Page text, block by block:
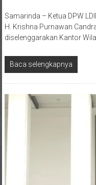
Samarinda – Ketua DPW
H. Krishna Purnawan
diselenggarakan Kantor
Baca selengkapnya